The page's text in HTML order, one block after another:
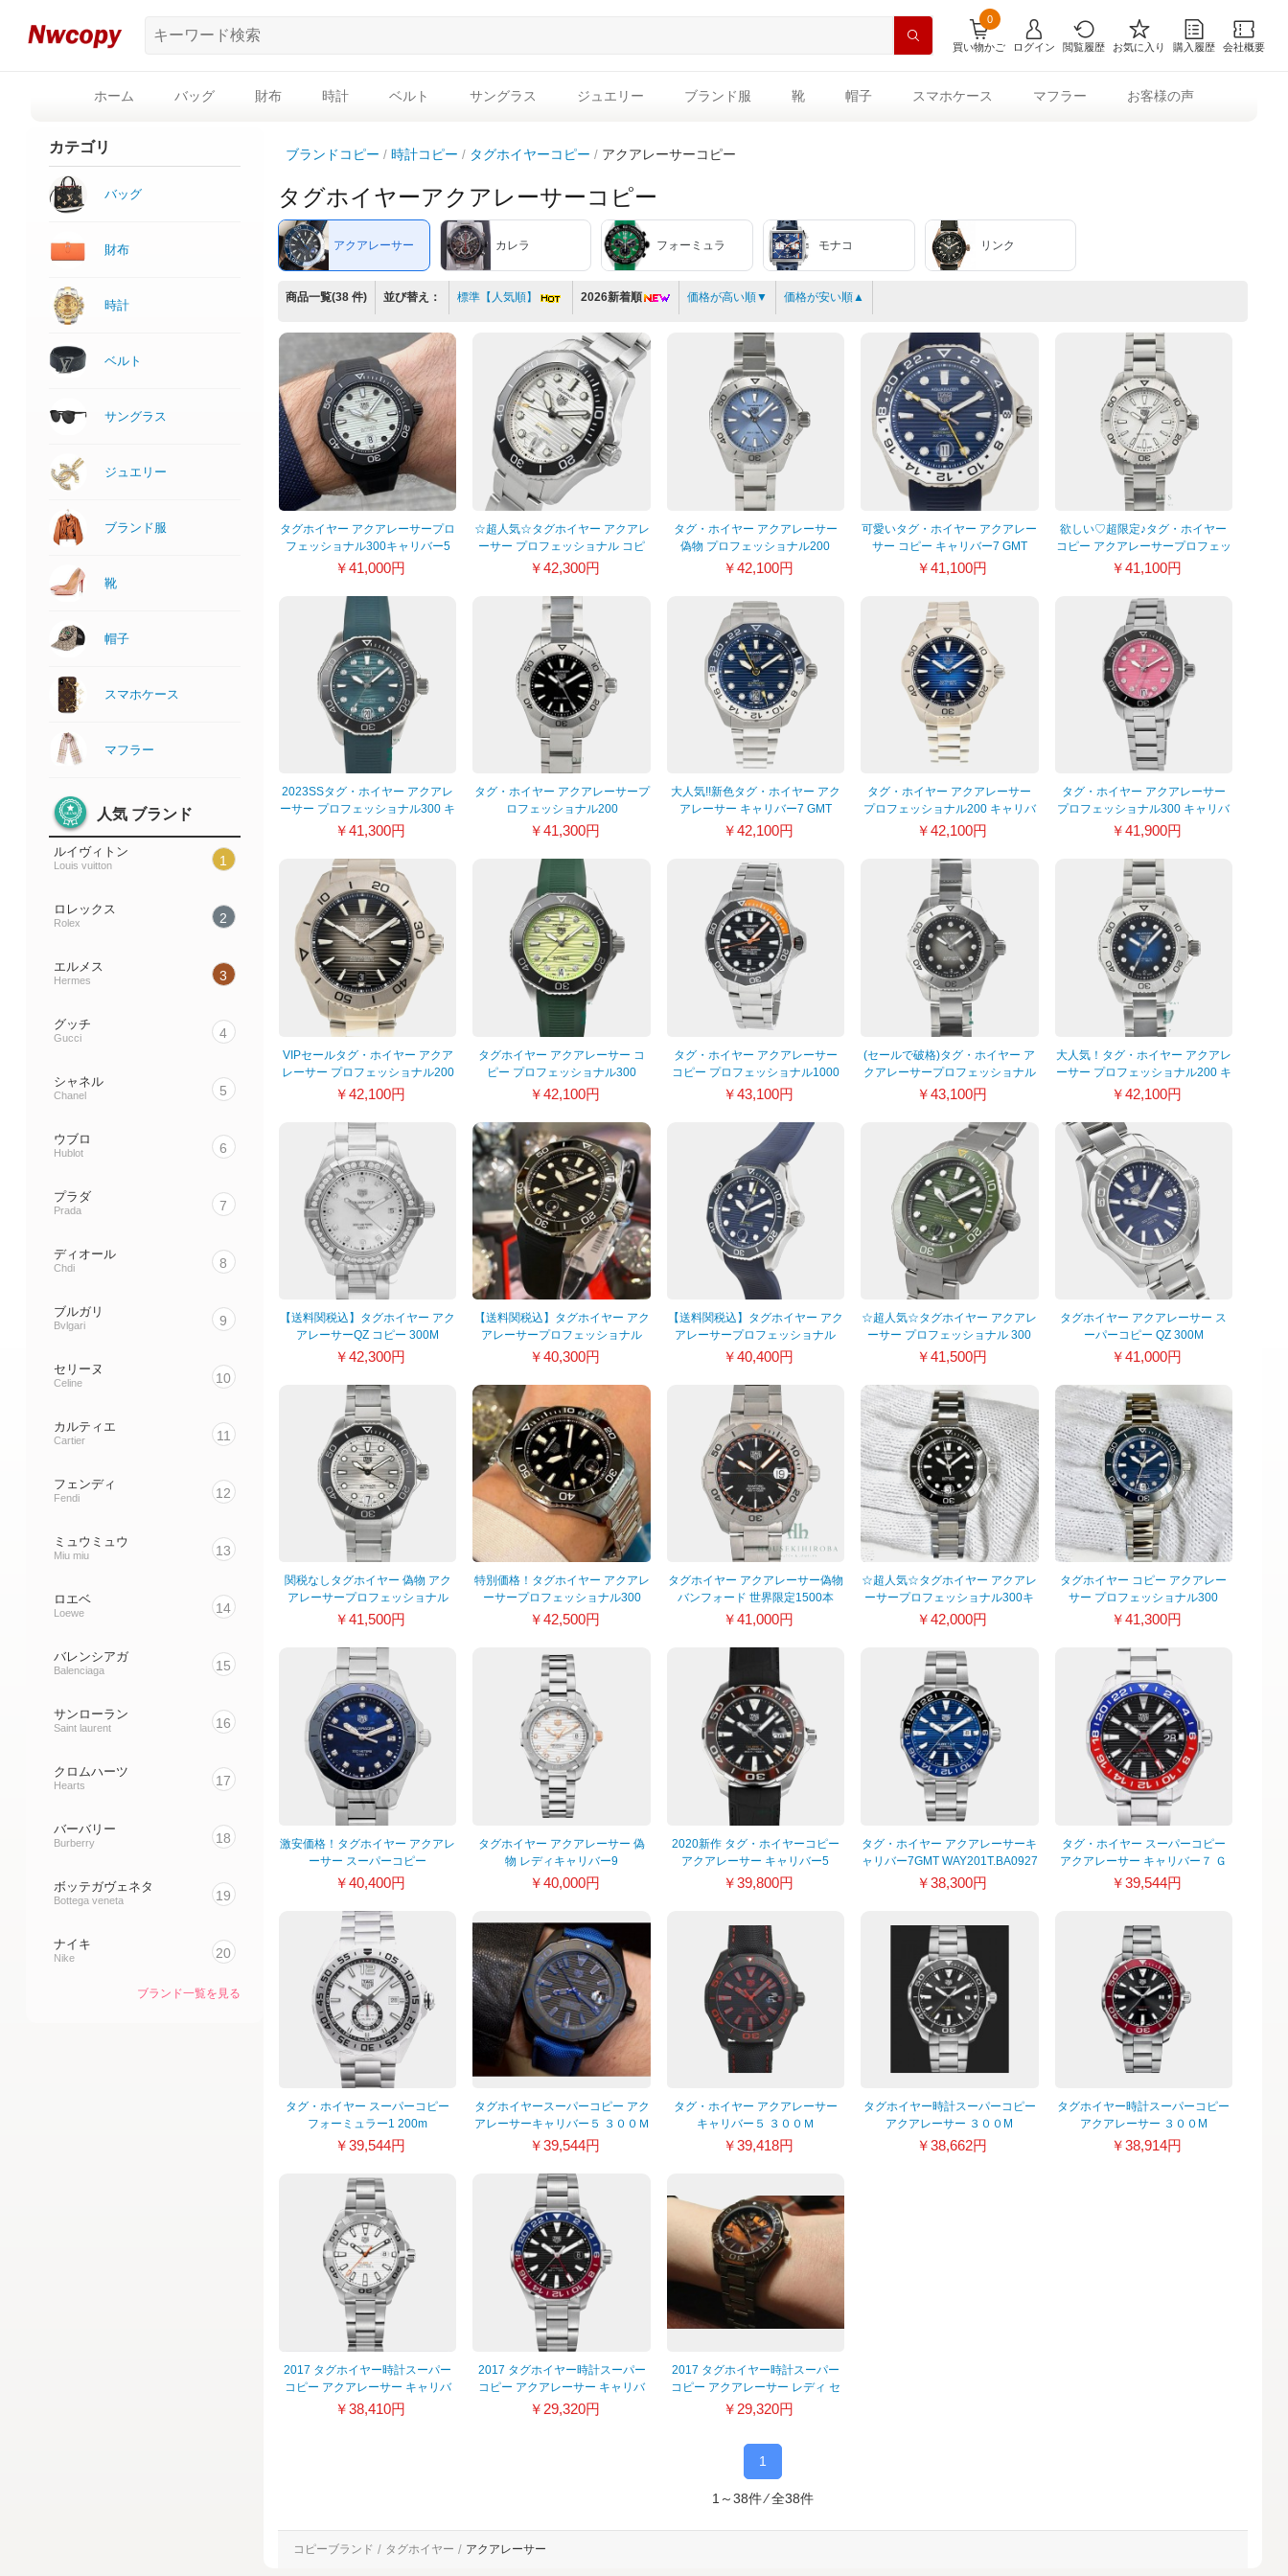
買い物かご
0
ログイン 閲覧履歴 お気に入り 購入履歴 会社概要
ホーム バッグ 財布 時計 ベルト サングラス ジュエリー ブランド服 靴 帽子 スマホケース マフラー お客様の声
ブランドコピー 時計コピー タグホイヤーコピー アクアレーサーコピー
タグホイヤーアクアレーサーコピー
アクアレーサー カレラ フォーミュラ モナコ リンク
商品一覧(38 件) 並び替え： 標準【人気順】 2026新着順 価格が高い順▼ 価格が安い順▲
タグホイヤー アクアレーサープロ
フェッショナル300キャリバー5
リミテッド WBP201D.FT6197
￥41,000円
☆超人気☆タグホイヤー アクアレ
ーサー プロフェッショナル コピ
ー 300 WBP201C.BA0632
￥42,300円
タグ・ホイヤー アクアレーサー
偽物 プロフェッショナル200
WBP1415.BA0622
￥42,100円
可愛いタグ・ホイヤー アクアレー
サー コピー キャリバー7 GMT
WBP2010.FT6198
￥41,100円
欲しい♡超限定♪タグ・ホイヤー
コピー アクアレーサープロフェッ
ショナル200 WBP1411.BA0622
￥41,100円
2023SSタグ・ホイヤー アクアレ
ーサー プロフェッショナル300 キ
ャリバー5 WBP231G.FT6226
￥41,300円
タグ・ホイヤー アクアレーサープ
ロフェッショナル200
WBP1410.BA0622
￥41,300円
大人気!!新色タグ・ホイヤー アク
アレーサー キャリバー7 GMT
WBP2010.BA0632
￥42,100円
タグ・ホイヤー アクアレーサー
プロフェッショナル200 キャリバ
ー5 WBP2111.BA0627
￥42,100円
タグ・ホイヤー アクアレーサー
プロフェッショナル300 キャリバ
ー5 WBP231J.BA0618
￥41,900円
VIPセールタグ・ホイヤー アクア
レーサー プロフェッショナル200
キャリバー5 WBP2110.BA0627
￥42,100円
タグホイヤー アクアレーサー コ
ピー プロフェッショナル300
WBP231E.EB0247
￥42,100円
タグ・ホイヤー アクアレーサー
コピー プロフェッショナル1000
WBP5A8A.BF0619
￥43,100円
(セールで破格)タグ・ホイヤー ア
クアレーサープロフェッショナル
200 キャリバー9
￥43,100円
大人気！タグ・ホイヤー アクアレ
ーサー プロフェッショナル200 キ
ャリバー9 WBP2411.BA0622
￥42,100円
【送料関税込】タグホイヤー アク
アレーサーQZ コピー 300M
WBD131C.BA0748
￥42,300円
【送料関税込】タグホイヤー アク
アレーサープロフェッショナル
300キャリバー5
￥40,300円
【送料関税込】タグホイヤー アク
アレーサープロフェッショナル
300キャリバー5
￥40,400円
☆超人気☆タグホイヤー アクアレ
ーサー プロフェッショナル 300
キャリバー5 WBP208B.BF0631
￥41,500円
タグホイヤー アクアレーサー ス
ーパーコピー QZ 300M
WBD131D.BA0748
￥41,000円
関税なしタグホイヤー 偽物 アク
アレーサープロフェッショナル
300キャリバー5
￥41,500円
特別価格！タグホイヤー アクアレ
ーサープロフェッショナル300
WBP201A.BA0632
￥42,500円
タグホイヤー アクアレーサー偽物
バンフォード 世界限定1500本
WAY208F.BF0638
￥41,000円
☆超人気☆タグホイヤー アクアレ
ーサープロフェッショナル300キ
ャリバー5 WBP231D.BA0626
￥42,000円
タグホイヤー コピー アクアレー
サー プロフェッショナル300
WBP231B.BA0618
￥41,300円
激安価格！タグホイヤー アクアレ
ーサー スーパーコピー
WAY131L.BA0748
￥40,400円
タグホイヤー アクアレーサー 偽
物 レディキャリバー9
WBD2320.BA0740
￥40,000円
2020新作 タグ・ホイヤーコピー
アクアレーサー キャリバー5
300M WAY201N.FT6177
￥39,800円
タグ・ホイヤー アクアレーサーキ
ャリバー7GMT WAY201T.BA0927
￥38,300円
タグ・ホイヤー スーパーコピー
アクアレーサー キャリバー７ Ｇ
ＭＴ WAY201F.BA0927
￥39,544円
タグ・ホイヤー スーパーコピー
フォーミュラー1 200m
WAZ2013.BA0842
￥39,544円
タグホイヤースーパーコピー アク
アレーサーキャリバー５ ３００Ｍ
WAY208B.FC6382
￥39,544円
タグ・ホイヤー アクアレーサー
キャリバー５ ３００Ｍ
WAY208A.FC6381
￥39,418円
タグホイヤー時計スーパーコピー
アクアレーサー ３００M
WAY101A.BA0746
￥38,662円
タグホイヤー時計スーパーコピー
アクアレーサー ３００M
WAY101B.BA0746
￥38,914円
2017 タグホイヤー時計スーパー
コピー アクアレーサー キャリバ
ー5 WAY2013.BA0927
￥38,410円
2017 タグホイヤー時計スーパー
コピー アクアレーサー キャリバ
ー5 GMT WAY201F.BA0927
￥29,320円
2017 タグホイヤー時計スーパー
コピー アクアレーサー レディ セ
ラミック WAY1323.BH0521
￥29,320円
1
1～38件 ⁄ 全38件
コピーブランド タグホイヤー アクアレーサー
カテゴリ
バッグ
財布
時計
ベルト
サングラス
ジュエリー
ブランド服
靴
帽子
スマホケース
マフラー
人気 ブランド
ルイヴィトン
Louis vuitton 1
ロレックス
Rolex 2
エルメス
Hermes 3
グッチ
Gucci 4
シャネル
Chanel 5
ウブロ
Hublot 6
プラダ
Prada 7
ディオール
Chdi 8
ブルガリ
Bvlgari 9
セリーヌ
Celine 10
カルティエ
Cartier 11
フェンディ
Fendi 12
ミュウミュウ
Miu miu 13
ロエベ
Loewe 14
バレンシアガ
Balenciaga 15
サンローラン
Saint laurent 16
クロムハーツ
Hearts 17
バーバリー
Burberry 18
ボッテガヴェネタ
Bottega veneta 19
ナイキ
Nike 20
ブランド一覧を見る